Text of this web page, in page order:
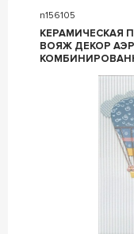
n156105
КЕРАМИЧЕСКАЯ
ВОЯЖ ДЕКОР АЭРОСТАТ 1 20Х20